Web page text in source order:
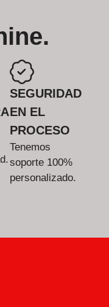
SEGURIDAD
EN EL
PROCESO
Tenemos
soporte 100%
personalizado.